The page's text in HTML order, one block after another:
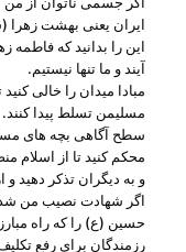
ایران یعنی بهشت زهرا
این را بدانید که
آیند و ما تنها نیستیم.
مبادا میدان را خالی
مسلیمن تسلط پیدا کنند.
سطح آگاهی بچه های
محکم کنید تا از اسلام
و به دیگران تذکر دهید
اگر شهادت نصیب من شد
حسین (ع) را که راه
رزمندگان برای رفع